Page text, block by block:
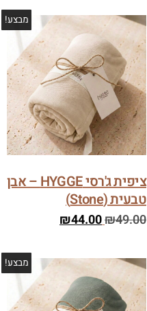
מבצע!
ציפית ג'רסי HYGGE – אבן
טבעית (Stone)
₪49.00
₪44.00
מבצע!